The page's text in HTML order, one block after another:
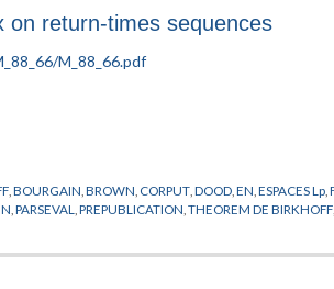
on return-times sequences
,BOURGAIN ,BROWN CORPUT ,DOOD ,EN ,ESPACES Lp ,
,PARSEVAL ,PREPUBLICATION ,THEOREM DE BIRKHOFF